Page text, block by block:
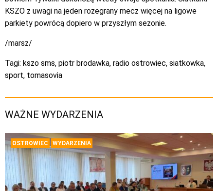
KSZO z uwagi na jeden rozegrany mecz więcej na ligowe
parkiety powrócą dopiero w przyszłym sezonie.
/marsz/
Tagi: kszo sms, piotr brodawka, radio ostrowiec, siatkowka,
sport, tomasovia
WAŻNE WYDARZENIA
OSTROWIEC WYDARZENIA